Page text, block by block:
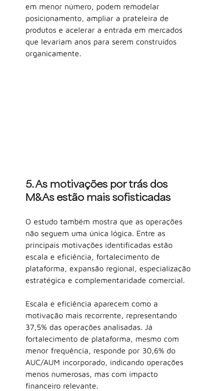
em menor número, podem remodelar
posicionamento, ampliar a prateleira de
produtos e acelerar a entrada em mercados
que levariam anos para serem construídos
organicamente.
5. As motivações por trás dos
M&As estão mais sofisticadas
O estudo também mostra que as operações
não seguem uma única lógica. Entre as
principais motivações identificadas estão
escala e eficiência, fortalecimento de
plataforma, expansão regional, especialização
estratégica e complementaridade comercial.
Escala e eficiência aparecem como a
motivação mais recorrente, representando
37,5% das operações analisadas. Já
fortalecimento de plataforma, mesmo com
menor frequência, responde por 30,6% do
AUC/AUM incorporado, indicando operações
menos numerosas, mas com impacto
financeiro relevante.